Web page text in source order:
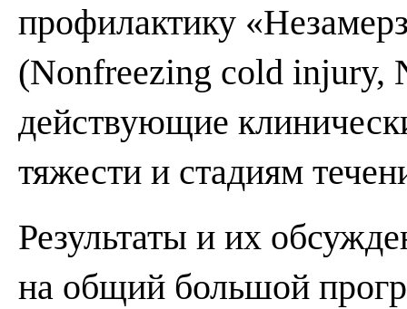
профилактику
(Nonfreezing cold injury,
действующие
тяжести и стадиям
Результаты и их
на общий большой